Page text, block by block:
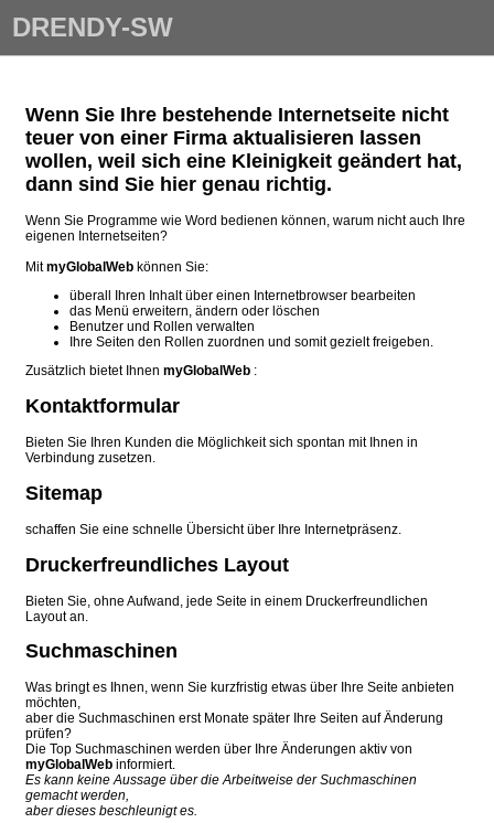
DRENDY-SW
Wenn Sie Ihre bestehende Internetseite nicht
teuer von einer Firma aktualisieren lassen
wollen, weil sich eine Kleinigkeit geändert hat,
dann sind Sie hier genau richtig.
Wenn Sie Programme wie Word bedienen können, warum nicht auch Ihre
eigenen Internetseiten?
MitmyGlobalWeb können Sie:
überall Ihren Inhalt über einen Internetbrowser bearbeiten
das Menü erweitern, ändern oder löschen
Benutzer und Rollen verwalten
Ihre Seiten den Rollen zuordnen und somit gezielt freigeben.
Zusätzlich bietet Ihnen myGlobalWeb :
Kontaktformular
Bieten Sie Ihren Kunden die Möglichkeit sich spontan mit Ihnen in
Verbindung zusetzen.
Sitemap
schaffen Sie eine schnelle Übersicht über Ihre Internetpräsenz.
Druckerfreundliches Layout
Bieten Sie, ohne Aufwand, jede Seite in einem Druckerfreundlichen
Layout an.
Suchmaschinen
Was bringt es Ihnen, wenn Sie kurzfristig etwas über Ihre Seite anbieten
möchten,
aber die Suchmaschinen erst Monate später Ihre Seiten auf Änderung
prüfen?
Die Top Suchmaschinen werden über Ihre Änderungen aktiv von
myGlobalWeb informiert.
Es kann keine Aussage über die Arbeitweise der Suchmaschinen
gemacht werden,
aber dieses beschleunigt es.